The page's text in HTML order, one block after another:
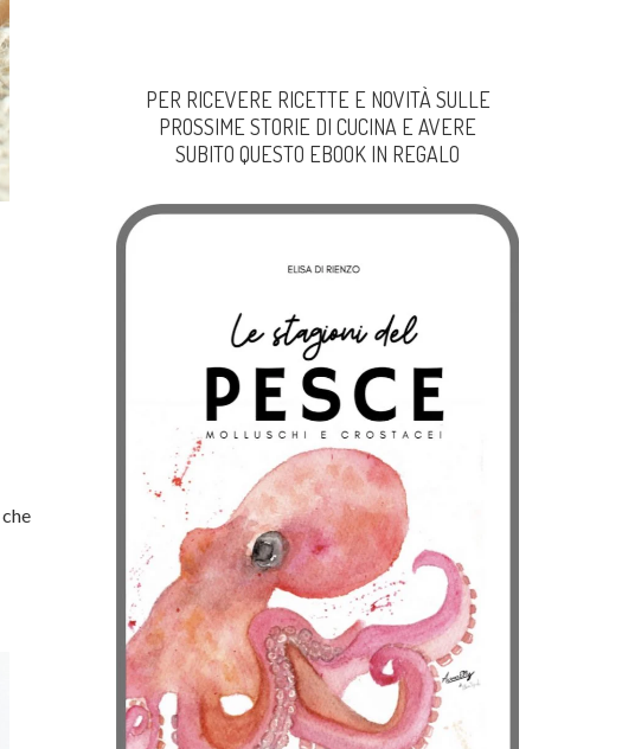
che
PER RICEVERE RICETTE E NOVITÀ SULLE
PROSSIME STORIE DI CUCINA E AVERE
SUBITO QUESTO EBOOK IN REGALO